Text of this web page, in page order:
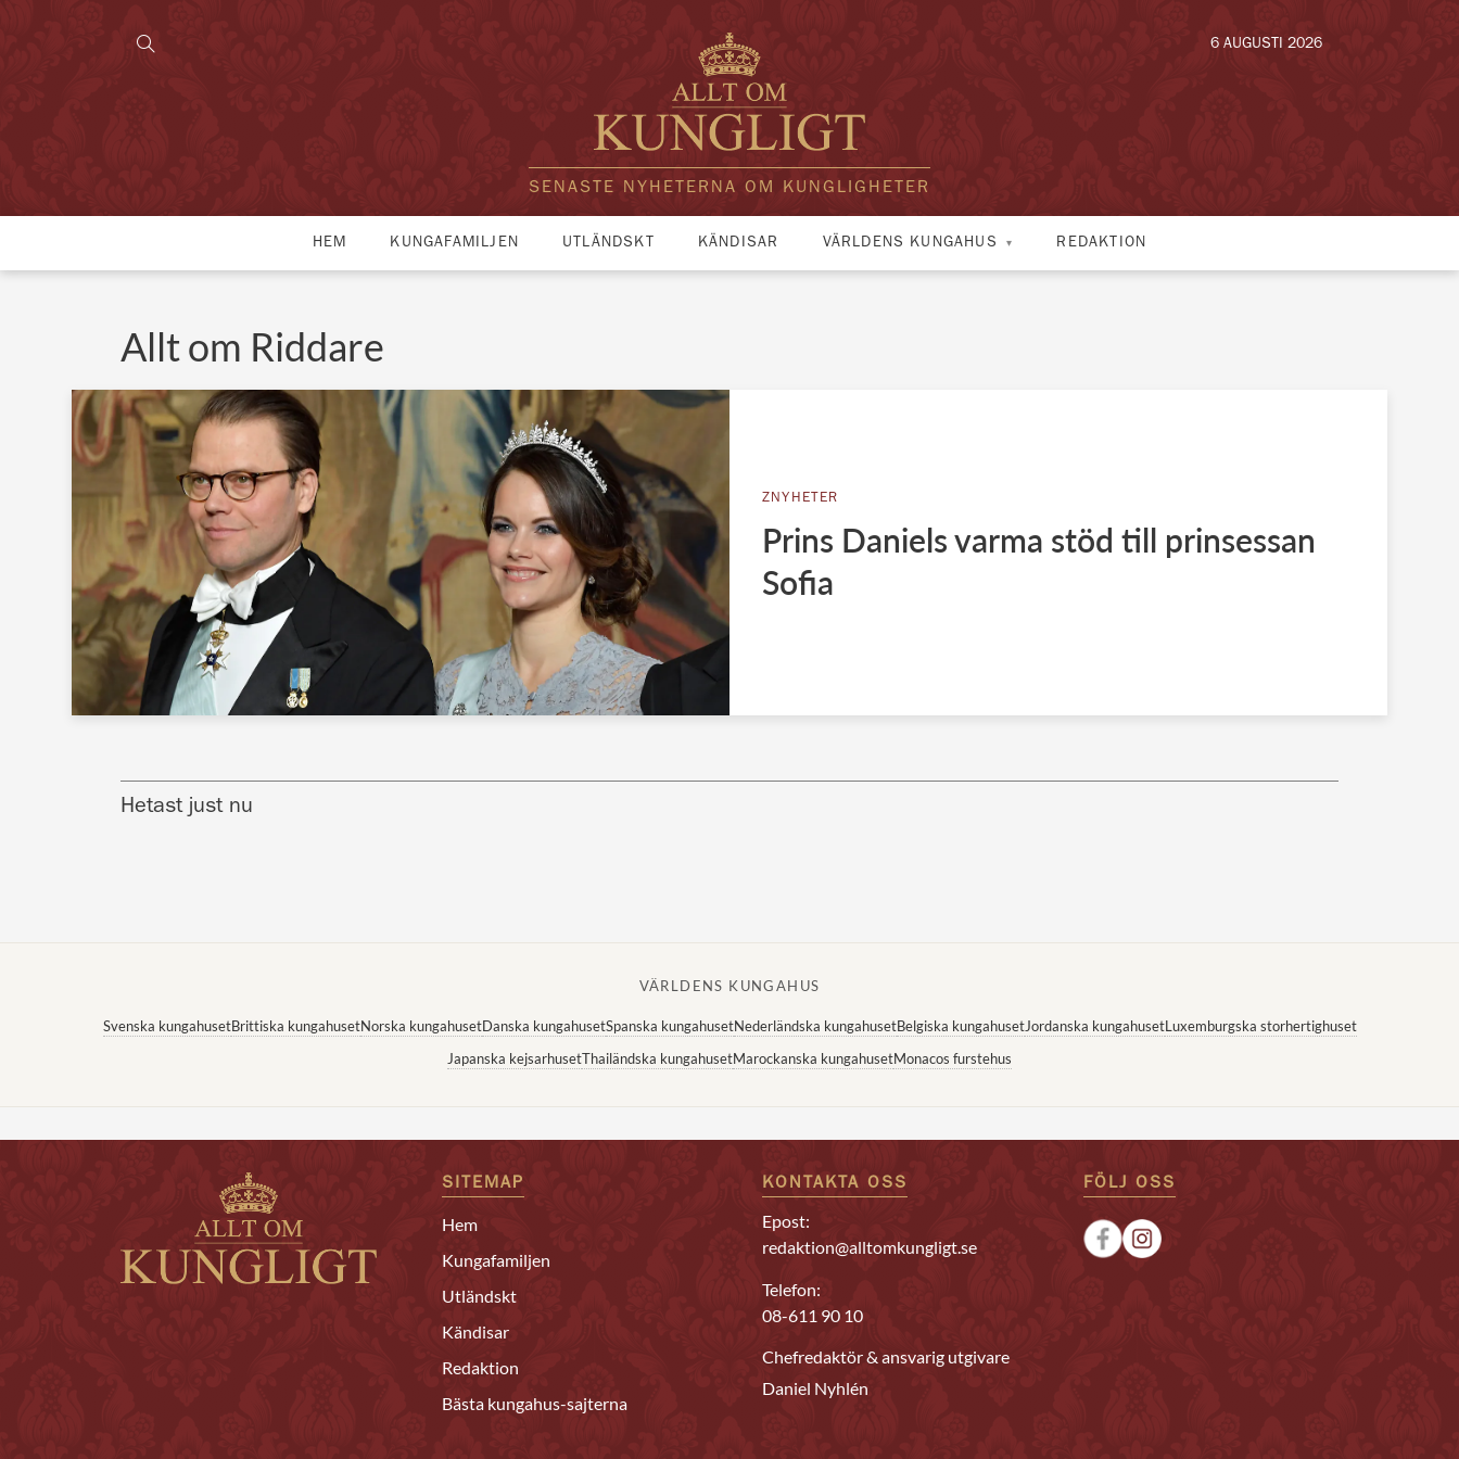
SENASTE NYHETERNA OM KUNGLIGHETER
6 AUGUSTI 2026
HEM KUNGAFAMILJEN UTLÄNDSKT KÄNDISAR VÄRLDENS KUNGAHUS REDAKTION
Allt om Riddare
ZNYHETER
Prins Daniels varma stöd till prinsessan
Sofia
Hetast just nu
VÄRLDENS KUNGAHUS
Svenska kungahusetBrittiska kungahusetNorska kungahusetDanska kungahusetSpanska kungahusetNederländska kungahusetBelgiska kungahusetJordanska kungahusetLuxemburgska storhertighuset
Japanska kejsarhusetThailändska kungahusetMarockanska kungahusetMonacos furstehus
SITEMAP
Hem
Kungafamiljen
Utländskt
Kändisar
Redaktion
Bästa kungahus-sajterna
KONTAKTA OSS
Epost:
redaktion@alltomkungligt.se
Telefon:
08-611 90 10
Chefredaktör & ansvarig utgivare
Daniel Nyhlén
FÖLJ OSS